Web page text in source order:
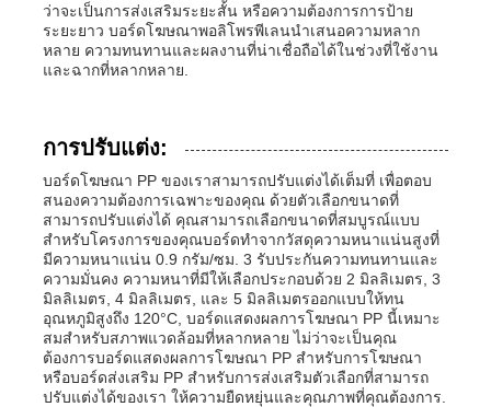
ว่าจะเป็นการส่งเสริมระยะสั้น หรือความต้องการการป้าย
ระยะยาว บอร์ดโฆษณาพอลิโพรพีเลนนําเสนอความหลาก
หลาย ความทนทานและผลงานที่น่าเชื่อถือได้ในช่วงที่ใช้งาน
และฉากที่หลากหลาย.
การปรับแต่ง:
บอร์ดโฆษณา PP ของเราสามารถปรับแต่งได้เต็มที่ เพื่อตอบ
สนองความต้องการเฉพาะของคุณ ด้วยตัวเลือกขนาดที่
สามารถปรับแต่งได้ คุณสามารถเลือกขนาดที่สมบูรณ์แบบ
สําหรับโครงการของคุณบอร์ดทําจากวัสดุความหนาแน่นสูงที่
มีความหนาแน่น 0.9 กรัม/ซม. 3 รับประกันความทนทานและ
ความมั่นคง ความหนาที่มีให้เลือกประกอบด้วย 2 มิลลิเมตร, 3
มิลลิเมตร, 4 มิลลิเมตร, และ 5 มิลลิเมตรออกแบบให้ทน
อุณหภูมิสูงถึง 120°C, บอร์ดแสดงผลการโฆษณา PP นี้เหมาะ
สมสําหรับสภาพแวดล้อมที่หลากหลาย ไม่ว่าจะเป็นคุณ
ต้องการบอร์ดแสดงผลการโฆษณา PP สําหรับการโฆษณา
หรือบอร์ดส่งเสริม PP สําหรับการส่งเสริมตัวเลือกที่สามารถ
ปรับแต่งได้ของเรา ให้ความยืดหยุ่นและคุณภาพที่คุณต้องการ.